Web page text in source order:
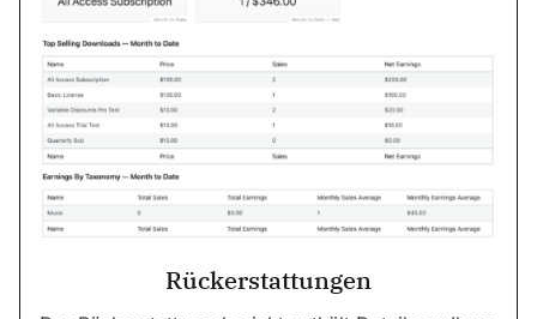
Rückerstattungen